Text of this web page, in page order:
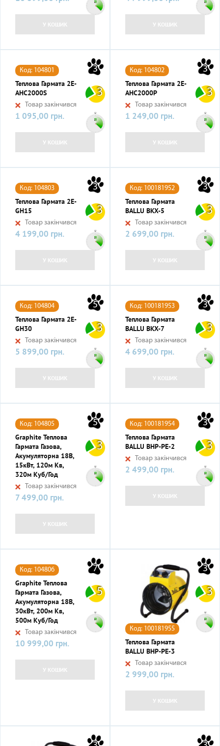
У КОШИК У КОШИК
3
3
Код: 104801
Теплова Гармата 2E-
AHC2000S
Товар закінчився
Ціна
1 095,00 грн.
У КОШИК
3
3
Код: 104802
Теплова Гармата 2E-
AHC2000P
Товар закінчився
Ціна
1 249,00 грн.
У КОШИК
3
3
Код: 104803
Теплова Гармата 2E-
GH15
Товар закінчився
Ціна
4 199,00 грн.
У КОШИК
3
3
Код: 100181952
Теплова Гармата
BALLU BKX-5
Товар закінчився
Ціна
2 699,00 грн.
У КОШИК
5
3
Код: 104804
Теплова Гармата 2E-
GH30
Товар закінчився
Ціна
5 899,00 грн.
У КОШИК
3
3
Код: 100181953
Теплова Гармата
BALLU BKX-7
Товар закінчився
Ціна
4 699,00 грн.
У КОШИК
5
3
Код: 104805
Graphite Теплова
Гармата Газова,
Акумуляторна 18В,
15кВт, 120м Кв,
320м Куб/год
Товар закінчився
Ціна
7 499,00 грн.
У КОШИК
3
3
Код: 100181954
Теплова Гармата
BALLU BHP-PE-2
Товар закінчився
Ціна
2 499,00 грн.
У КОШИК
7
5
Код: 104806
Graphite Теплова
Гармата Газова,
Акумуляторна 18В,
30кВт, 200м Кв,
500м Куб/год
Товар закінчився
Ціна
10 999,00 грн.
У КОШИК
3
3
Код: 100181955
Теплова Гармата
BALLU BHP-PE-3
Товар закінчився
Ціна
2 999,00 грн.
У КОШИК